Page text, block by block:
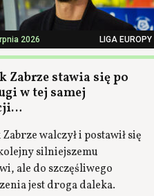
2026 LIGA EUROPY
Zabrze stawia się po
w tej samej
walczył i postawił się
silniejszemu
ale do szczęśliwego
jest droga daleka.